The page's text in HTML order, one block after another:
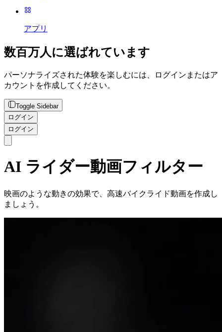
アプリ
数百万人に選ばれています
パーソナライズされた体験を楽しむには、ログインまたはア
カウントを作成してください。
Toggle Sidebar
ログイン
ログイン
AI ライダー動画フィルター
映画のような動きの効果で、高速バイクライド動画を作成し
ましょう。